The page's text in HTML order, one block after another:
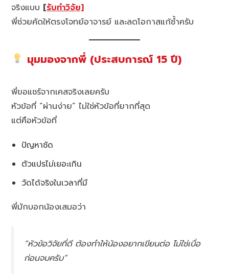
จริงแบบ [รับทำวิจัย]
พี่ช่วยคัดให้ตรงโจทย์อาจารย์ และลดโอกาสแก้ซ้ำครับ
มุมมองจากพี่ (ประสบการณ์ 15 ปี)
พี่ขอแชร์จากเคสจริงเลยครับ
หัวข้อที่ “ผ่านง่าย” ไม่ใช่หัวข้อที่ยากที่สุด
แต่คือหัวข้อที่
ปัญหาชัด
ตัวแปรไม่เยอะเกิน
วัดได้จริงในเวลาที่มี
พี่มักบอกน้องเสมอว่า
“หัวข้อวิจัยที่ดี ต้องทำให้น้องอยากเขียนต่อ ไม่ใช่เบื่อ
ก่อนจบครับ”